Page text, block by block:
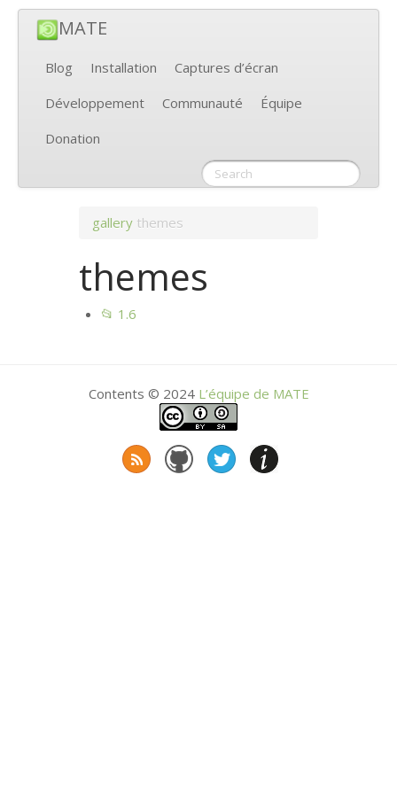
MATE
Blog Installation
Captures d’écran
Développement
Communauté
Équipe
Donation
gallery themes
themes
📂 1.6
Contents © 2024 L’équipe de MATE